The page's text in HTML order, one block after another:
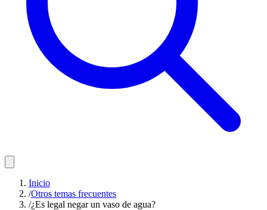
Inicio
/Otros temas frecuentes
/¿Es legal negar un vaso de agua?